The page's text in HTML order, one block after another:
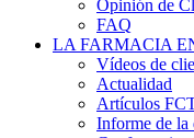
Opinión de
FAQ
LA FARMACIA
Vídeos de
Actualidad
Artículos
Informe de la